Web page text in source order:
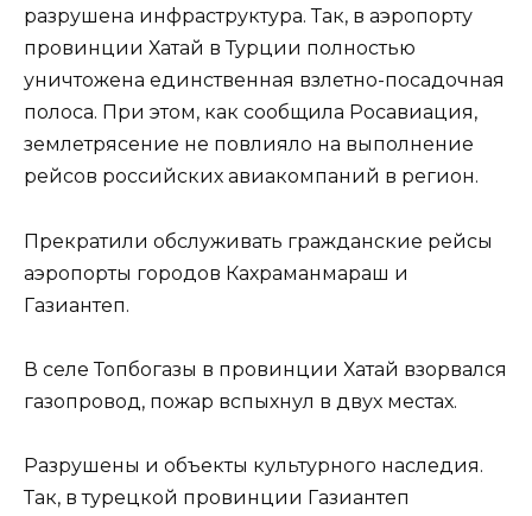
разрушена инфраструктура. Так, в аэропорту
провинции Хатай в Турции полностью
уничтожена единственная взлетно-посадочная
полоса. При этом, как сообщила Росавиация,
землетрясение не повлияло на выполнение
рейсов российских авиакомпаний в регион.
Прекратили обслуживать гражданские рейсы
аэропорты городов Кахраманмараш и
Газиантеп.
В селе Топбогазы в провинции Хатай взорвался
газопровод, пожар вспыхнул в двух местах.
Разрушены и объекты культурного наследия.
Так, в турецкой провинции Газиантеп